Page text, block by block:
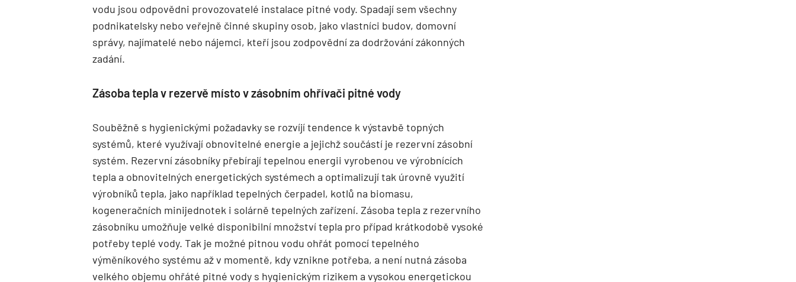
vodu jsou odpovědni provozovatelé instalace pitné vody. Spadají sem všechny
podnikatelsky nebo veřejně činné skupiny osob, jako vlastníci budov, domovní
správy, najímatelé nebo nájemci, kteří jsou zodpovědní za dodržování zákonných
zadání.
Zásoba tepla v rezervě místo v zásobním ohřívači pitné vody
Souběžně s hygienickými požadavky se rozvíjí tendence k výstavbě topných
systémů, které využívají obnovitelné energie a jejichž součástí je rezervní zásobní
systém. Rezervní zásobníky přebírají tepelnou energii vyrobenou ve výrobnících
tepla a obnovitelných energetických systémech a optimalizují tak úrovně využití
výrobníků tepla, jako například tepelných čerpadel, kotlů na biomasu,
kogeneračních minijednotek i solárně tepelných zařízení. Zásoba tepla z rezervního
zásobníku umožňuje velké disponibilní množství tepla pro případ krátkodobě vysoké
potřeby teplé vody. Tak je možné pitnou vodu ohřát pomocí tepelného
výměníkového systému až v momentě, kdy vznikne potřeba, a není nutná zásoba
velkého objemu ohřáté pitné vody s hygienickým rizikem a vysokou energetickou